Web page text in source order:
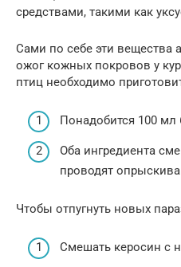
средствами, такими как
Сами по себе эти
ожог кожных покровов у
птиц необходимо
Понадобится 100 мл
Оба ингредиента
проводят
Чтобы отпугнуть новых
Смешать керосин с